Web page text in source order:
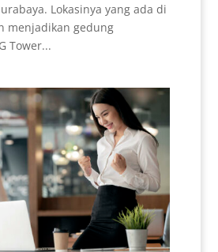
Lokasinya yang ada di
menjadikan gedung
Tower...